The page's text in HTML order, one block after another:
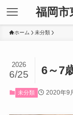
福岡市
ホーム 未分類
6～7
2026
6/25
未分類 2020年9